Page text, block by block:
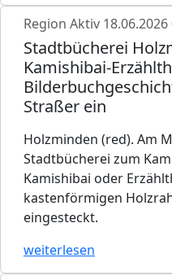
Region Aktiv
Stadtbücherei
Kamishibai-
Straßer ein
Holzminden (red). Am
Stadtbücherei zum
Kamishibai oder
kastenförmigen
eingesteckt.
weiterlesen